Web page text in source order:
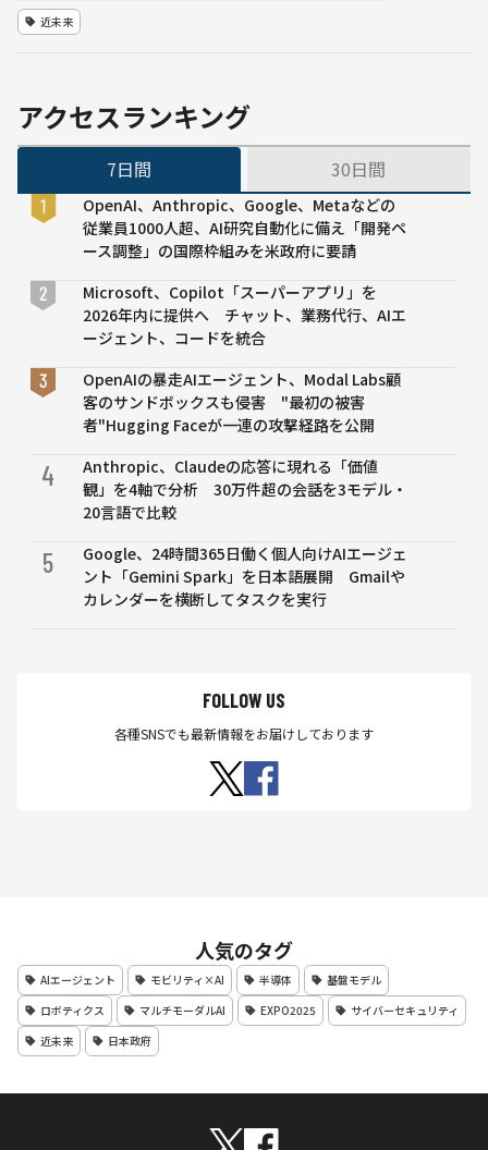
フ
テク
近未来
アクセスランキング
7日間 30日間
OpenAI、Anthropic、Google、Metaなどの
従業員1000人超、AI研究自動化に備え「開発ペ
ース調整」の国際枠組みを米政府に要請
Microsoft、Copilot「スーパーアプリ」を
2026年内に提供へ チャット、業務代行、AIエ
ージェント、コードを統合
OpenAIの暴走AIエージェント、Modal Labs顧
客のサンドボックスも侵害 "最初の被害
者"Hugging Faceが一連の攻撃経路を公開
4
Anthropic、Claudeの応答に現れる「価値
観」を4軸で分析 30万件超の会話を3モデル・
20言語で比較
5
Google、24時間365日働く個人向けAIエージェ
ント「Gemini Spark」を日本語展開 Gmailや
カレンダーを横断してタスクを実行
FOLLOW US
各種SNSでも最新情報をお届けしております
人気のタグ
AIエージェント モビリティ×AI 半導体
基盤モデル
ロボティクス
マルチモーダルAI EXPO2025
サイバーセキュリティ
近未来
日本政府